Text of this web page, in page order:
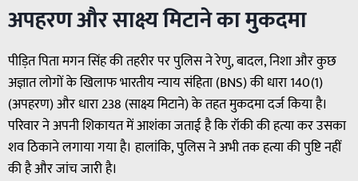
अपहरण और साक्ष्य मिटाने का मुकदमा
पीड़ित पिता मगन सिंह की तहरीर पर पुलिस ने रेणु, बादल, निशा और कुछ
अज्ञात लोगों के खिलाफ भारतीय न्याय संहिता (BNS) की धारा 140(1)
(अपहरण) और धारा 238 (साक्ष्य मिटाने) के तहत मुकदमा दर्ज किया है।
परिवार ने अपनी शिकायत में आशंका जताई है कि रॉकी की हत्या कर उसका
शव ठिकाने लगाया गया है। हालांकि, पुलिस ने अभी तक हत्या की पुष्टि नहीं
की है और जांच जारी है।